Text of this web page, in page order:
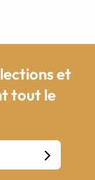
et
tout le